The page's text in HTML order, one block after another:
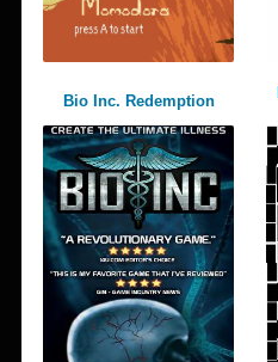
Bio Inc. Redemption